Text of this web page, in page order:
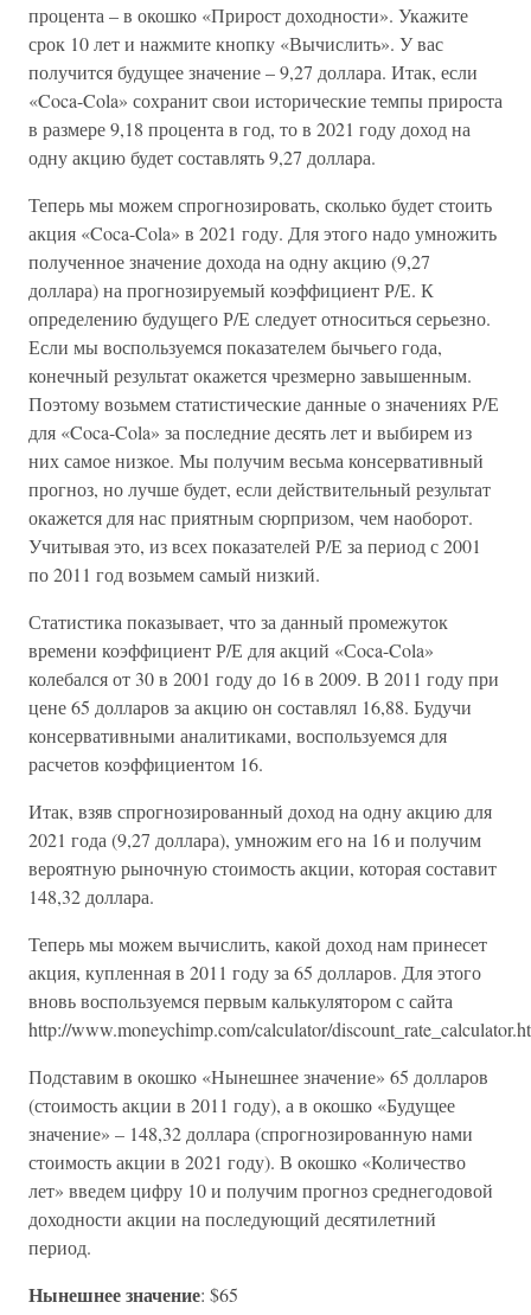
процента – в окошко «Прирост доходности». Укажите
срок 10 лет и нажмите кнопку «Вычислить». У вас
получится будущее значение – 9,27 доллара. Итак, если
«Coca-Cola» сохранит свои исторические темпы прироста
в размере 9,18 процента в год, то в 2021 году доход на
одну акцию будет составлять 9,27 доллара.
Теперь мы можем спрогнозировать, сколько будет стоить
акция «Coca-Cola» в 2021 году. Для этого надо умножить
полученное значение дохода на одну акцию (9,27
доллара) на прогнозируемый коэффициент Р/Е. К
определению будущего Р/Е следует относиться серьезно.
Если мы воспользуемся показателем бычьего года,
конечный результат окажется чрезмерно завышенным.
Поэтому возьмем статистические данные о значениях Р/Е
для «Coca-Cola» за последние десять лет и выбирем из
них самое низкое. Мы получим весьма консервативный
прогноз, но лучше будет, если действительный результат
окажется для нас приятным сюрпризом, чем наоборот.
Учитывая это, из всех показателей Р/Е за период с 2001
по 2011 год возьмем самый низкий.
Статистика показывает, что за данный промежуток
времени коэффициент Р/Е для акций «Сoca-Cola»
колебался от 30 в 2001 году до 16 в 2009. В 2011 году при
цене 65 долларов за акцию он составлял 16,88. Будучи
консервативными аналитиками, воспользуемся для
расчетов коэффициентом 16.
Итак, взяв спрогнозированный доход на одну акцию для
2021 года (9,27 доллара), умножим его на 16 и получим
вероятную рыночную стоимость акции, которая составит
148,32 доллара.
Теперь мы можем вычислить, какой доход нам принесет
акция, купленная в 2011 году за 65 долларов. Для этого
вновь воспользуемся первым калькулятором с сайта
http://www.moneychimp.com/calculator/
Подставим в окошко «Нынешнее значение» 65 долларов
(стоимость акции в 2011 году), а в окошко «Будущее
значение» – 148,32 доллара (спрогнозированную нами
стоимость акции в 2021 году). В окошко «Количество
лет» введем цифру 10 и получим прогноз среднегодовой
доходности акции на последующий десятилетний
период.
Нынешнее значение: $65